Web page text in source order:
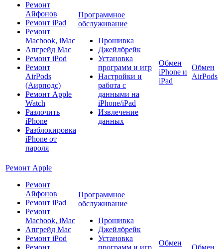
Ремонт
Айфонов
Ремонт iPad
Ремонт
Macbook, iMac
Апгрейд Mac
Ремонт iPod
Ремонт
AirPods
(Аирподс)
Ремонт Apple
Watch
Разлочить
iPhone
Разблокировка
iPhone от
пароля
Программное
обслуживание
Прошивка
Джейлбрейк
Установка
программ и игр
Настройки и
работа с
данными на
iPhone/iPad
Извлечение
данных
Обмен
iPhone и
iPad
Обмен
AirPods
Ремонт Apple
Ремонт
Айфонов
Ремонт iPad
Ремонт
Macbook, iMac
Апгрейд Mac
Ремонт iPod
Ремонт
Программное
обслуживание
Прошивка
Джейлбрейк
Установка
программ и игр
Обмен
Обмен